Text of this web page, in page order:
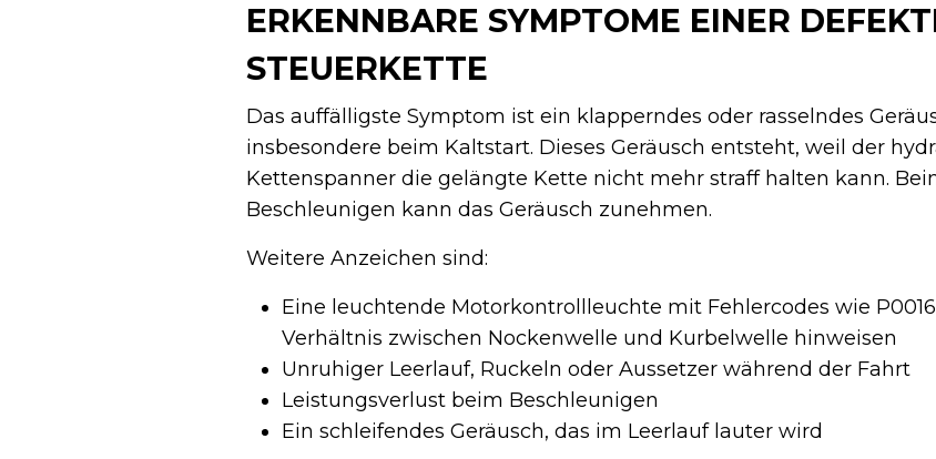
ERKENNBARE SYMPTOME EINER
STEUERKETTE
Das auffälligste Symptom ist ein klapperndes oder rasselndes
insbesondere beim Kaltstart. Dieses Geräusch entsteht, weil der
Kettenspanner die gelängte Kette nicht mehr straff halten kann.
Beschleunigen kann das Geräusch zunehmen.
Weitere Anzeichen sind:
Eine leuchtende Motorkontrollleuchte mit Fehlercodes wie
Verhältnis zwischen Nockenwelle und Kurbelwelle hinweisen
Unruhiger Leerlauf, Ruckeln oder Aussetzer während der Fahrt
Leistungsverlust beim Beschleunigen
Ein schleifendes Geräusch, das im Leerlauf lauter wird